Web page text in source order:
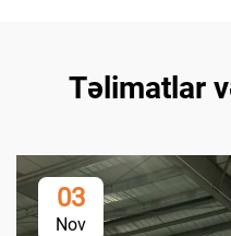
Təlimatlar
03
Nov